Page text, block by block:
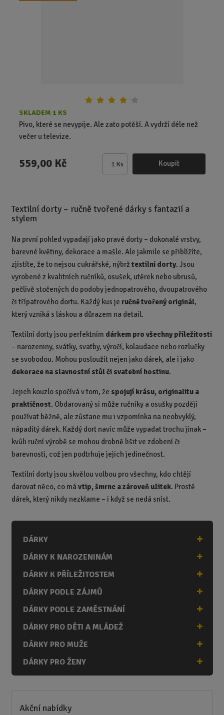
SKLADEM 1 KS
Pivo, které se nevypije. Ale zato potěší. A vydrží déle než
večer u televize.
559,00 Kč
Z
i
č
e
t
Ks Koupit
Textilní dorty – ručně tvořené dárky s fantazií a
stylem
Na první pohled vypadají jako pravé dorty – dokonalé vrstvy,
barevné květiny, dekorace a mašle. Ale jakmile se přiblížíte,
zjistíte, že to nejsou cukrářské, nýbrž textilní dorty. Jsou
vyrobené z kvalitních ručníků, osušek, utěrek nebo ubrusů,
pečlivě stočených do podoby jednopatrového, dvoupatrového
či třípatrového dortu. Každý kus je ručně tvořený originál,
který vzniká s láskou a důrazem na detail.
Textilní dorty jsou perfektním dárkem pro všechny příležitosti
– narozeniny, svátky, svatby, výročí, kolaudace nebo rozlučky
se svobodou. Mohou posloužit nejen jako dárek, ale i jako
dekorace na slavnostní stůl či svatební hostinu.
Jejich kouzlo spočívá v tom, že spojují krásu, originalitu a
praktičnost. Obdarovaný si může ručníky a osušky později
používat běžně, ale zůstane mu i vzpomínka na neobvyklý,
nápaditý dárek. Každý dort navíc může vypadat trochu jinak –
kvůli ruční výrobě se mohou drobně lišit ve zdobení či
barevnosti, což jen podtrhuje jejich jedinečnost.
Textilní dorty jsou skvělou volbou pro všechny, kdo chtějí
darovat něco, co má vtip, šmrnc a zároveň užitek. Prostě
dárek, který nikdy nezklame – i když se nedá sníst.
DÁRKY
DÁRKY K NAROZENINÁM
DÁRKY K PŘÍLEŽITOSTEM
DÁRKY PODLE ZÁJMŮ
DÁRKY PODLE ZAMĚSTNÁNÍ
DÁRKY PRO DĚTI A MLÁDEŽ
DÁRKY PRO MUŽE
DÁRKY PRO ŽENY
Akční nabídky